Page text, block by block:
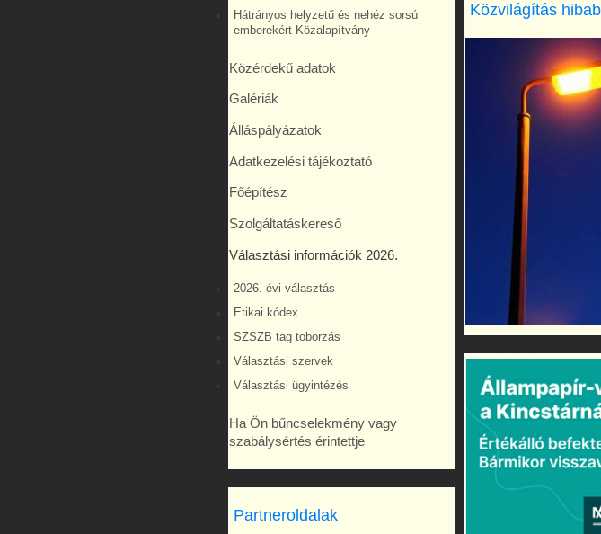
Hátrányos helyzetű és nehéz sorsú
emberekért Közalapítvány
Közérdekű adatok
Galériák
Álláspályázatok
Adatkezelési tájékoztató
Főépítész
Szolgáltatáskereső
Választási információk 2026.
2026. évi választás
Etikai kódex
SZSZB tag toborzás
Választási szervek
Választási ügyintézés
Ha Ön bűncselekmény vagy
szabálysértés érintettje
Partneroldalak
Közvilágítás